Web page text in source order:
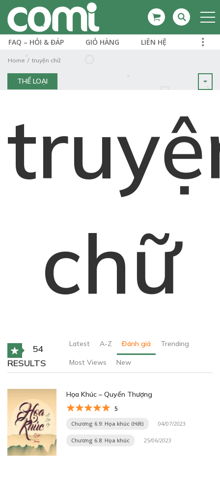
FAQ – HỎI & ĐÁP GIỎ HÀNG LIÊN HỆ
Home truyện chữ
THỂ LOẠI
chữ
54
RESULTS
Latest A-Z Đánh giá Trending
Most Views New
Họa Khúc – Quyển Thượng
5
Chương 6.9: Họa khúc (Hết) 04/07/2023
Chương 6.8: Họa khúc 25/06/2023